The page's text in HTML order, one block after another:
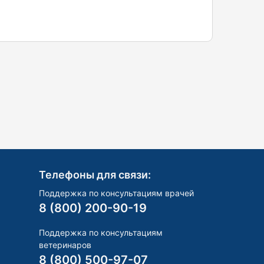
Телефоны для связи:
Поддержка по консультациям врачей
8 (800) 200-90-19
Поддержка по консультациям
ветеринаров
8 (800) 500-97-07